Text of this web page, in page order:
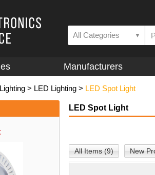
All Categories ▼
Manufacturers
Lighting > LED Lighting > LED Spot Light
LED Spot Light
All Items (9) New